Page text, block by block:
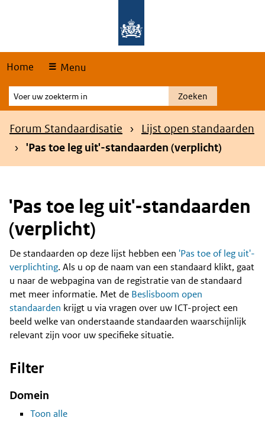
Home Menu
Voer
uw
zoekterm
Zoeken
Kruimelpad
Forum Standaardisatie
Lijst open standaarden
'Pas toe leg uit'-standaarden (verplicht)
'Pas toe leg uit'-standaarden
(verplicht)
Content
De standaarden op deze lijst hebben een 'Pas toe of leg uit'-
verplichting. Als u op de naam van een standaard klikt, gaat
u naar de webpagina van de registratie van de standaard
met meer informatie. Met de Beslisboom open
standaarden krijgt u via vragen over uw ICT-project een
beeld welke van onderstaande standaarden waarschijnlijk
relevant zijn voor uw specifieke situatie.
Filter
Domein
Toon alle